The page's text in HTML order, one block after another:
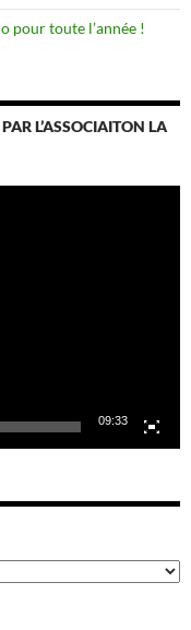
pour toute l’année !
L’ASSOCIAITON LA
09:33